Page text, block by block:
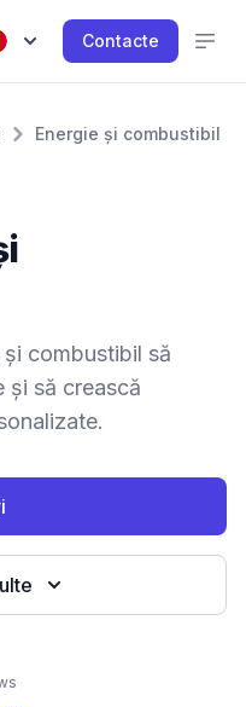
Contacte
Energie și combustibil
combustibil să
și să crească